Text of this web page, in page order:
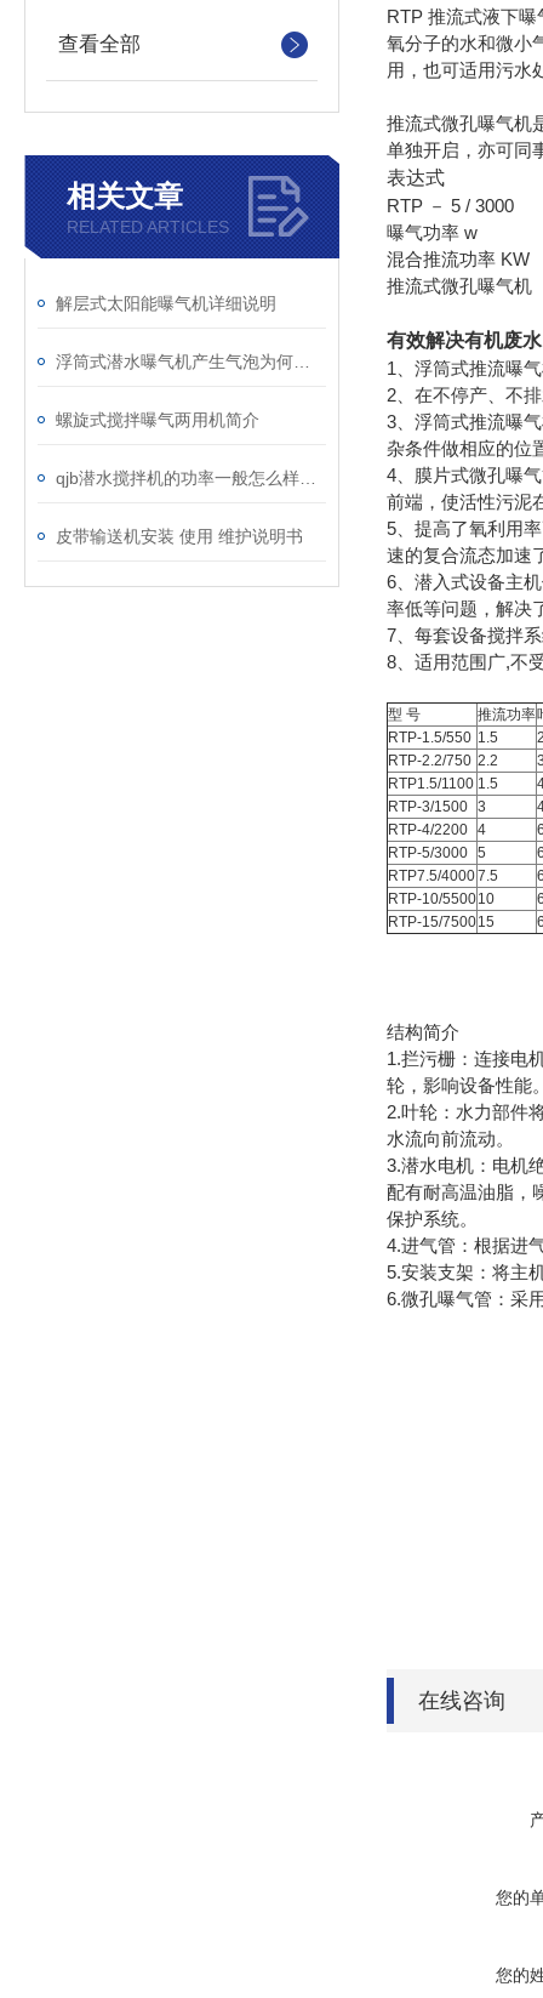
查看全部
相关文章
RELATED ARTICLES
解层式太阳能曝气机详细说明
螺旋式搅拌曝气两用机简介
皮带输送机安装 使用 维护说明书
RTP 推流式液下
氧分子的水和微小
用，也可适用污水
推流式微孔曝气机
单独开启，亦可同
表达式
RTP － 5 / 3000
曝气功率 w
混合推流功率 KW
推流式微孔曝气机
有效解决有机废
1、浮筒式推流曝
2、在不停产、不
3、浮筒式推流曝
杂条件做相应的位
4、膜片式微孔曝
前端，使活性污泥
5、提高了氧利用
速的复合流态加速
6、潜入式设备主
率低等问题，解决
7、每套设备搅拌
8、适用范围广,不
型 号 推流功率
RTP-1.5/550 1.5
RTP-2.2/750 2.2
RTP1.5/1100 1.5
RTP-3/1500 3
RTP-4/2200 4
RTP-5/3000 5
RTP7.5/40007.5
RTP-10/550010
RTP-15/750015
结构简介
1.拦污栅：连接电
轮，影响设备性能
2.叶轮：水力部件
水流向前流动。
3.潜水电机：电机
配有耐高温油脂，
保护系统。
4.进气管：根据进
5.安装支架：将主
6.微孔曝气管：采
在线咨询
您的
您的